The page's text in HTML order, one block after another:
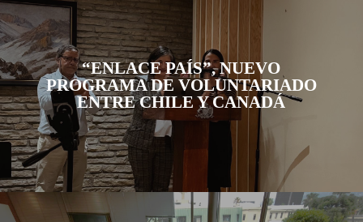
“ENLACE PAÍS”, NUEVO
PROGRAMA DE VOLUNTARIADO
ENTRE CHILE Y CANADÁ